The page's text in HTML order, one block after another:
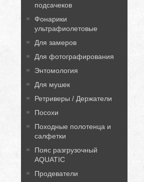
подсачеков
Фонарики
ультрафиолетовые
Для замеров
Для фотографирования
Энтомология
Для мушек
Ретриверы / Держатели
Посохи
Походные полотенца и
салфетки
Пояс разгрузочный
AQUATIC
Продеватели